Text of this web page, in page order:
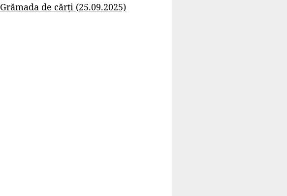
Grămada de cărți (25.09.2025)